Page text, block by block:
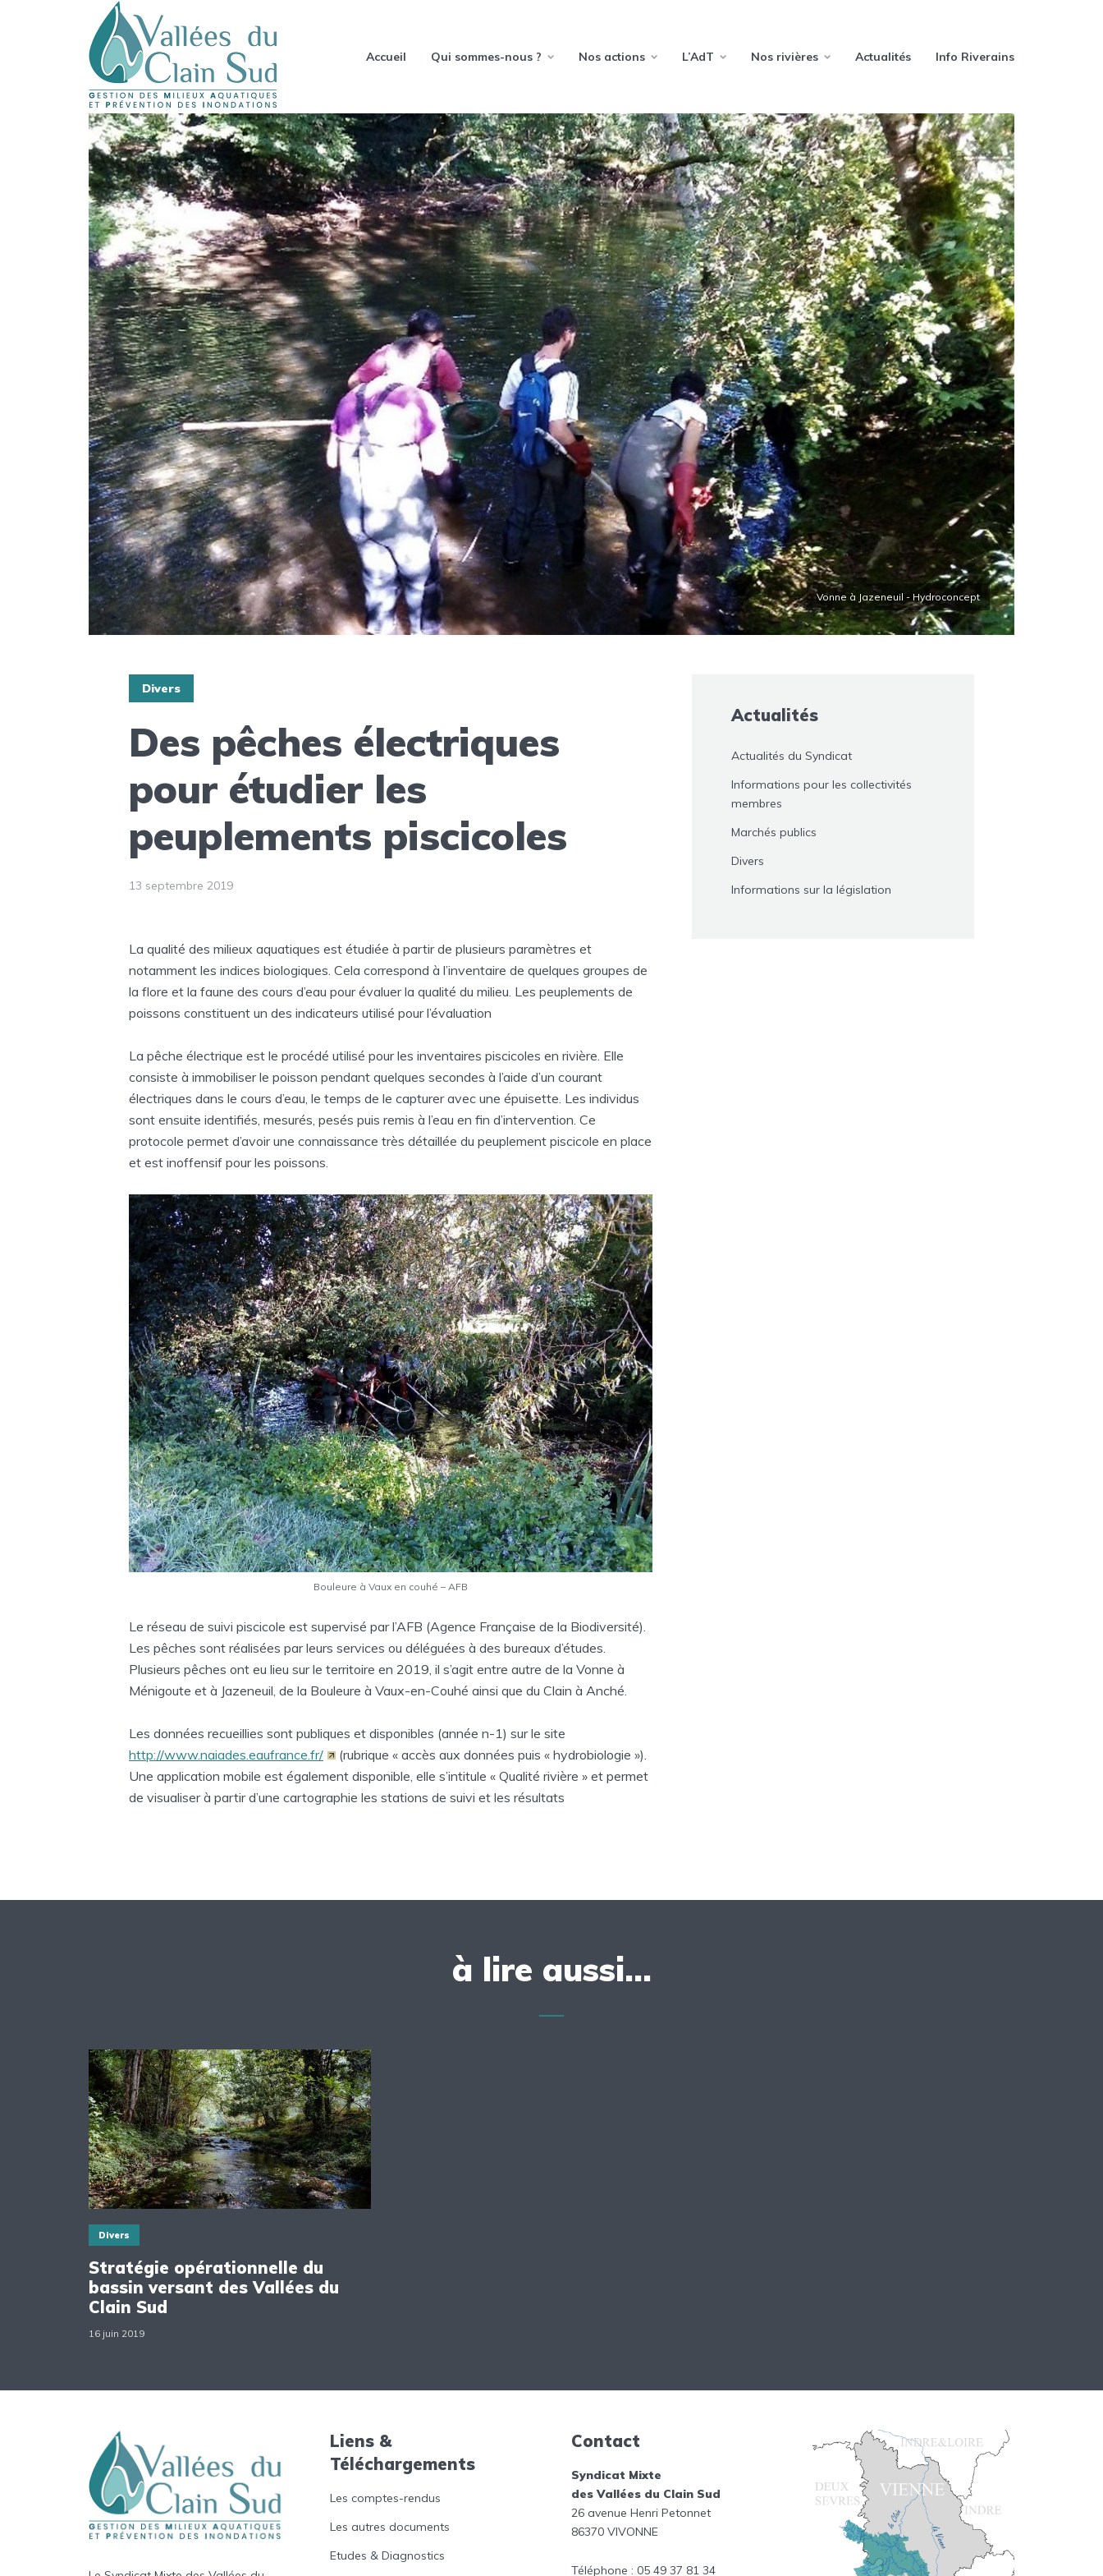
Accueil Qui sommes-nous ? Nos actions L’AdT Nos rivières Actualités Info Riverains
Vonne à Jazeneuil - Hydroconcept
Divers
Des pêches électriques
pour étudier les
peuplements piscicoles
13 septembre 2019
La qualité des milieux aquatiques est étudiée à partir de plusieurs paramètres et
notamment les indices biologiques. Cela correspond à l’inventaire de quelques groupes de
la flore et la faune des cours d’eau pour évaluer la qualité du milieu. Les peuplements de
poissons constituent un des indicateurs utilisé pour l’évaluation
La pêche électrique est le procédé utilisé pour les inventaires piscicoles en rivière. Elle
consiste à immobiliser le poisson pendant quelques secondes à l’aide d’un courant
électriques dans le cours d’eau, le temps de le capturer avec une épuisette. Les individus
sont ensuite identifiés, mesurés, pesés puis remis à l’eau en fin d’intervention. Ce
protocole permet d’avoir une connaissance très détaillée du peuplement piscicole en place
et est inoffensif pour les poissons.
Bouleure à Vaux en couhé – AFB
Le réseau de suivi piscicole est supervisé par l’AFB (Agence Française de la Biodiversité).
Les pêches sont réalisées par leurs services ou déléguées à des bureaux d’études.
Plusieurs pêches ont eu lieu sur le territoire en 2019, il s’agit entre autre de la Vonne à
Ménigoute et à Jazeneuil, de la Bouleure à Vaux-en-Couhé ainsi que du Clain à Anché.
Les données recueillies sont publiques et disponibles (année n-1) sur le site
http://www.naiades.eaufrance.fr/
(rubrique « accès aux données puis « hydrobiologie »).
Une application mobile est également disponible, elle s’intitule « Qualité rivière » et permet
de visualiser à partir d’une cartographie les stations de suivi et les résultats
Actualités
Actualités du Syndicat
Informations pour les collectivités
membres
Marchés publics
Divers
Informations sur la législation
à lire aussi...
Divers
Stratégie opérationnelle du
bassin versant des Vallées du
Clain Sud
16 juin 2019
Liens &
Téléchargements
Les comptes-rendus
Les autres documents
Etudes & Diagnostics
Contact
Syndicat Mixte
des Vallées du Clain Sud
26 avenue Henri Petonnet
86370 VIVONNE
Téléphone : 05 49 37 81 34